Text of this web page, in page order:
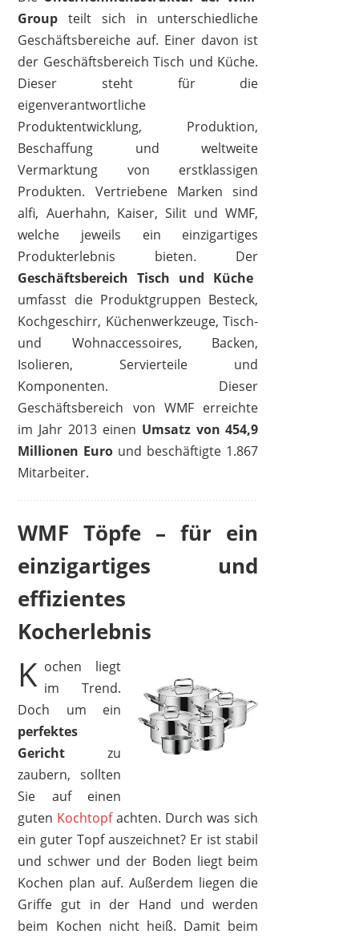
173,54 €
WMF
56,79 €53,39 €*
1
Group teilt sich in unterschiedliche
Geschäftsbereiche auf. Einer davon ist
der Geschäftsbereich Tisch und Küche.
Dieser steht für die
eigenverantwortliche
Produktentwicklung, Produktion,
Beschaffung und weltweite
Vermarktung von erstklassigen
Produkten. Vertriebene Marken sind
alfi, Auerhahn, Kaiser, Silit und WMF,
welche jeweils ein einzigartiges
Produkterlebnis bieten. Der
Geschäftsbereich Tisch und Küche
umfasst die Produktgruppen Besteck,
Kochgeschirr, Küchenwerkzeuge, Tisch-
und Wohnaccessoires, Backen,
Isolieren, Servierteile und
Komponenten. Dieser
Geschäftsbereich von WMF erreichte
im Jahr 2013 einen Umsatz von 454,9
Millionen Euro und beschäftigte 1.867
Mitarbeiter.
WMF Töpfe – für ein
einzigartiges und
effizientes
Kocherlebnis
K ochen liegt
im Trend.
Doch um ein
perfektes
Gericht zu
zaubern, sollten
Sie auf einen
guten Kochtopfachten. Durch was sich
ein guter Topf auszeichnet? Er ist stabil
und schwer und der Boden liegt beim
Kochen plan auf. Außerdem liegen die
Griffe gut in der Hand und werden
beim Kochen nicht heiß. Damit beim